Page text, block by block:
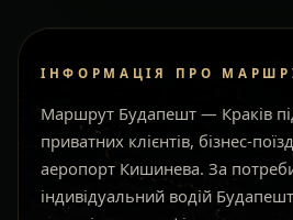
ІНФОРМАЦІЯ ПРО
Маршрут Будапешт — Краків
приватних клієнтів, бізнес-
аеропорт Кишинева. За
індивідуальний водій